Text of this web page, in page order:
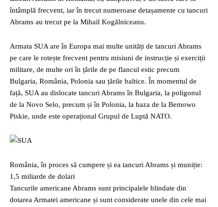
întâmplă frecvent, iar în trecut numeroase detașamente cu tancuri
Abrams au trecut pe la Mihail Kogălniceanu.
Armata SUA are în Europa mai multe unități de tancuri Abrams
pe care le rotește frecvent pentru misiuni de instrucție și exerciții
militare, de multe ori în țările de pe flancul estic precum
Bulgaria, România, Polonia sau țările baltice. În momentul de
față, SUA au dislocate tancuri Abrams în Bulgaria, la poligonul
de la Novo Selo, precum și în Polonia, la baza de la Bemowo
Piskie, unde este operațional Grupul de Luptă NATO.
România, în proces să cumpere și ea tancuri Abrams și muniție:
1,5 miliarde de dolari
Tancurile americane Abrams sunt principalele blindate din
dotarea Armatei americane și sunt considerate unele din cele mai